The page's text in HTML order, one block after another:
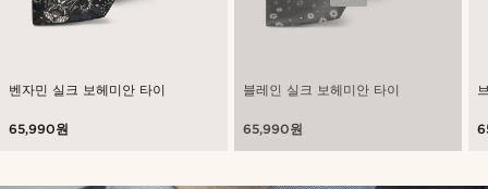
벤자민 실크 보헤미안 타이
65,990원
블레인 실크 보헤미안 타이
65,990원